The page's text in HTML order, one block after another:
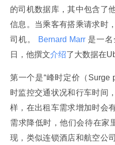
的司机数据库，其中包含了
信息。当乘客有搭乘请求时
司机。
Bernard Marr 是一
日，他撰文介绍了大数据在
第一个是“峰时定价（Surge
时监控交通状况和行车时间
样，在出租车需求增加时会
需求降低时，他们会待在家
现，类似连锁酒店和航空公